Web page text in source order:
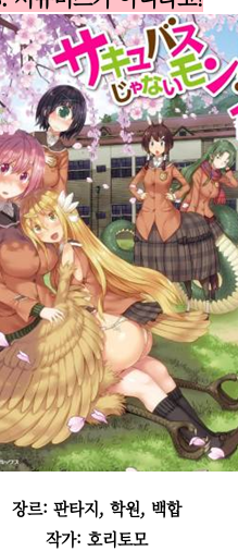
장르: 판타지, 학원, 백합
작가: 호리토모